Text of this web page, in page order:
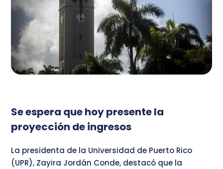
Se espera que hoy presente la
proyección de ingresos
La presidenta de la Universidad de Puerto Rico
(UPR), Zayira Jordán Conde, destacó que la